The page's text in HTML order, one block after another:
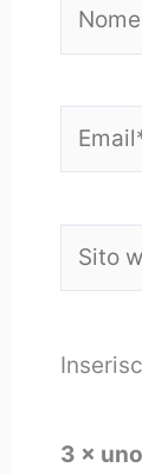
web
3 ×